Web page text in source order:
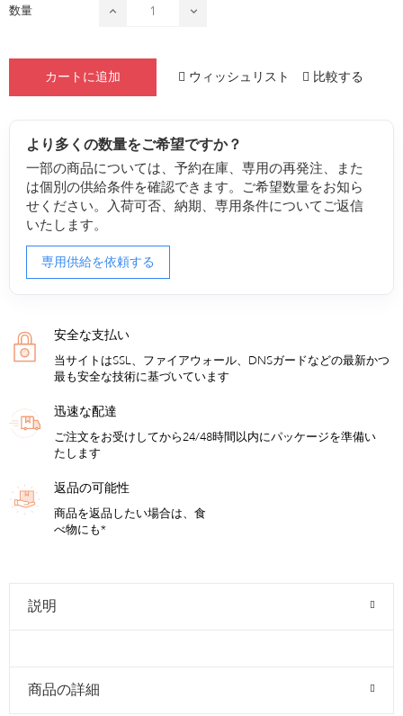
数量
カートに追加 ウィッシュリスト 比較する
より多くの数量をご希望ですか？
一部の商品については、予約在庫、専用の再発注、また
は個別の供給条件を確認できます。ご希望数量をお知ら
せください。入荷可否、納期、専用条件についてご返信
いたします。
専用供給を依頼する
安全な支払い
当サイトはSSL、ファイアウォール、DNSガードなどの最新かつ
最も安全な技術に基づいています
迅速な配達
ご注文をお受けしてから24/48時間以内にパッケージを準備い
たします
返品の可能性
商品を返品したい場合は、食
べ物にも*
説明
商品の詳細